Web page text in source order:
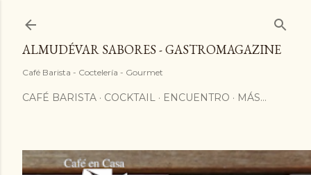
ALMUDÉVAR SABORES - GASTROMAGAZINE
Café Barista - Coctelería - Gourmet
CAFÉ BARISTA COCKTAIL ENCUENTRO MÁS…